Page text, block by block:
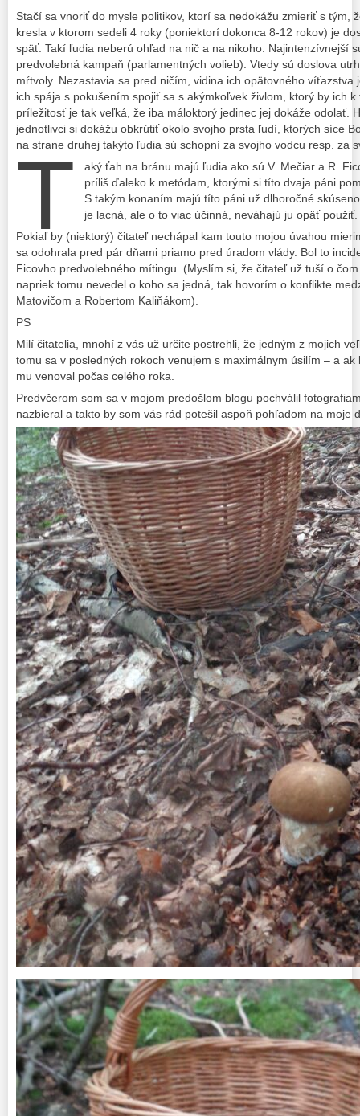
Stačí sa vnoriť do mysle politikov, ktorí sa nedokážu zmieriť s tým,
kresla v ktorom sedeli 4 roky (poniektorí dokonca 8-12 rokov) je
späť. Takí ľudia neberú ohľad na nič a na nikoho. Najintenzívnejší
predvolebná kampaň (parlamentných volieb). Vtedy sú doslova
mŕtvoly. Nezastavia sa pred ničím, vidina ich opätovného
ich spája s pokušením spojiť sa s akýmkoľvek živlom, ktorý by ich
príležitosť je tak veľká, že iba máloktorý jedinec jej dokáže odolať.
jednotlivci si dokážu obkrútiť okolo svojho prsta ľudí, ktorých síce
na strane druhej takýto ľudia sú schopní za svojho vodcu resp. za
T
aký ťah na bránu majú ľudia ako sú V. Mečiar a R.
príliš ďaleko k metódam, ktorými si títo dvaja páni
S takým konaním majú títo páni už dlhoročné
je lacná, ale o to viac účinná, neváhajú ju opäť použiť.
Pokiaľ by (niektorý) čitateľ nechápal kam touto mojou úvahou
sa odohrala pred pár dňami priamo pred úradom vlády. Bol to
Ficovho predvolebného mítingu. (Myslím si, že čitateľ už tuší o
napriek tomu nevedel o koho sa jedná, tak hovorím o konflikte
Matovičom a Robertom Kaliňákom).
PS
Milí čitatelia, mnohí z vás už určite postrehli, že jedným z mojich
tomu sa v posledných rokoch venujem s maximálnym úsilím – a
mu venoval počas celého roka.
Predvčerom som sa v mojom predošlom blogu pochválil
nazbieral a takto by som vás rád potešil aspoň pohľadom na moje